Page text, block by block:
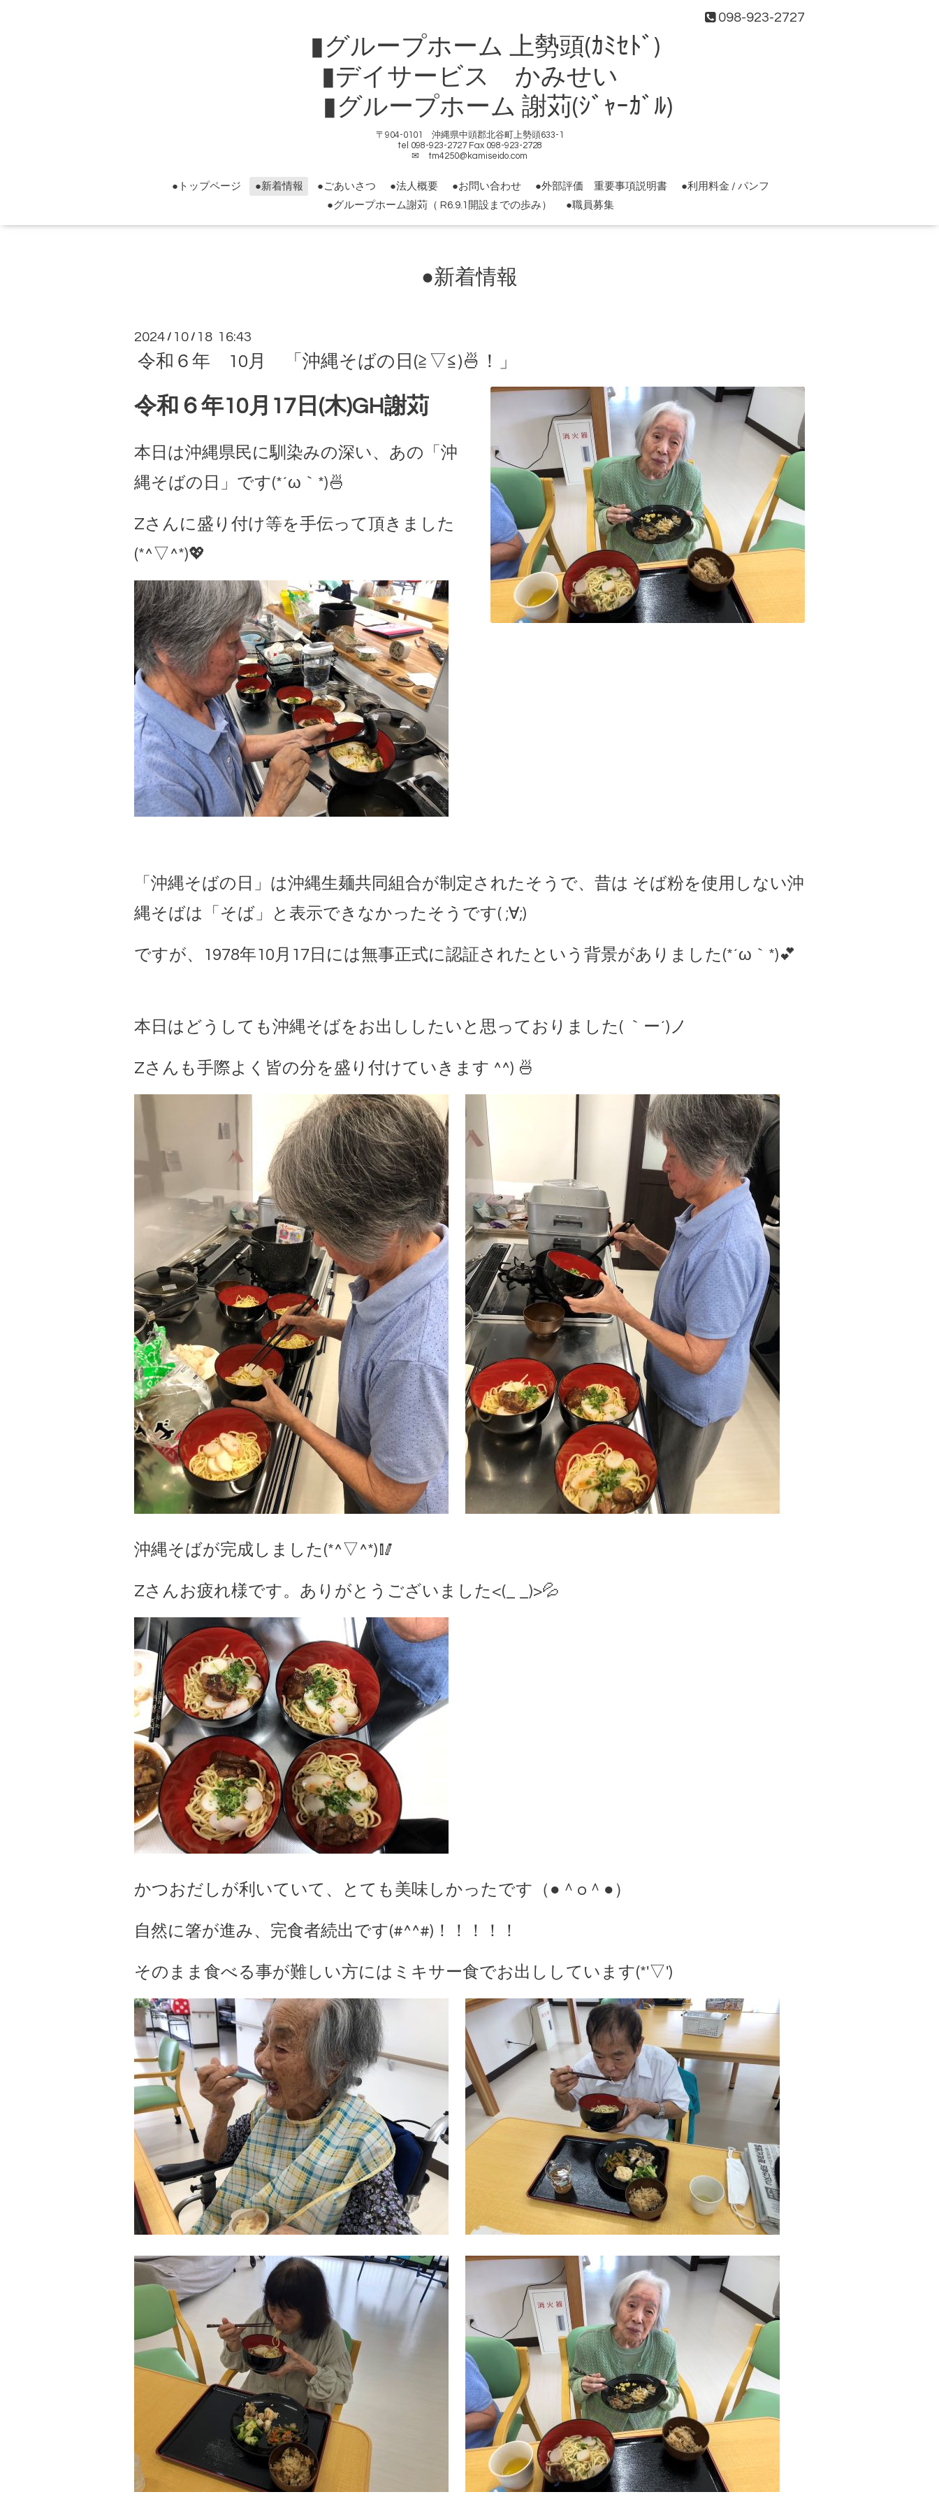
098-923-2727
▮グループホーム 上勢頭(ｶﾐｾﾄﾞ)
▮デイサービス かみせい
▮グループホーム 謝苅(ｼﾞｬｰｶﾞﾙ)
〒904-0101 沖縄県中頭郡北谷町上勢頭633-1
tel 098-923-2727 Fax 098-923-2728
✉ tm4250@kamiseido.com
●トップページ ●新着情報 ●ごあいさつ ●法人概要 ●お問い合わせ ●外部評価 重要事項説明書
●利用料金 / パンフ
●グループホーム謝苅（ R6.9.1開設までの歩み）
●職員募集
●新着情報
2024 / 10 / 18 16:43
令和６年 10月 「沖縄そばの日(≧▽≦)🍜！」
令和６年10月17日(木)GH謝苅
本日は沖縄県民に馴染みの深い、あの「沖
縄そばの日」です(*´ω｀*)🍜
Zさんに盛り付け等を手伝って頂きました
(*^▽^*)💖
「沖縄そばの日」は沖縄生麺共同組合が制定されたそうで、昔は そば粉を使用しない沖
縄そばは「そば」と表示できなかったそうです( ;∀;)
ですが、1978年10月17日には無事正式に認証されたという背景がありました(*´ω｀*)💕
本日はどうしても沖縄そばをお出ししたいと思っておりました( ｀ー´)ノ
Zさんも手際よく皆の分を盛り付けていきます ^^) 🍜
沖縄そばが完成しました(*^▽^*)🥢
Zさんお疲れ様です。ありがとうございました<(_ _)>💦
かつおだしが利いていて、とても美味しかったです（●＾o＾●）
自然に箸が進み、完食者続出です(#^^#)！！！！！
そのまま食べる事が難しい方にはミキサー食でお出ししています(*'▽')